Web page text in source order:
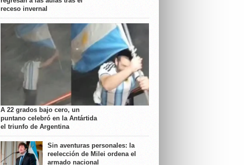
receso invernal
A 22 grados bajo cero, un
puntano celebró en la Antártida
el triunfo de Argentina
Sin aventuras personales: la
reelección de Milei ordena el
armado nacional